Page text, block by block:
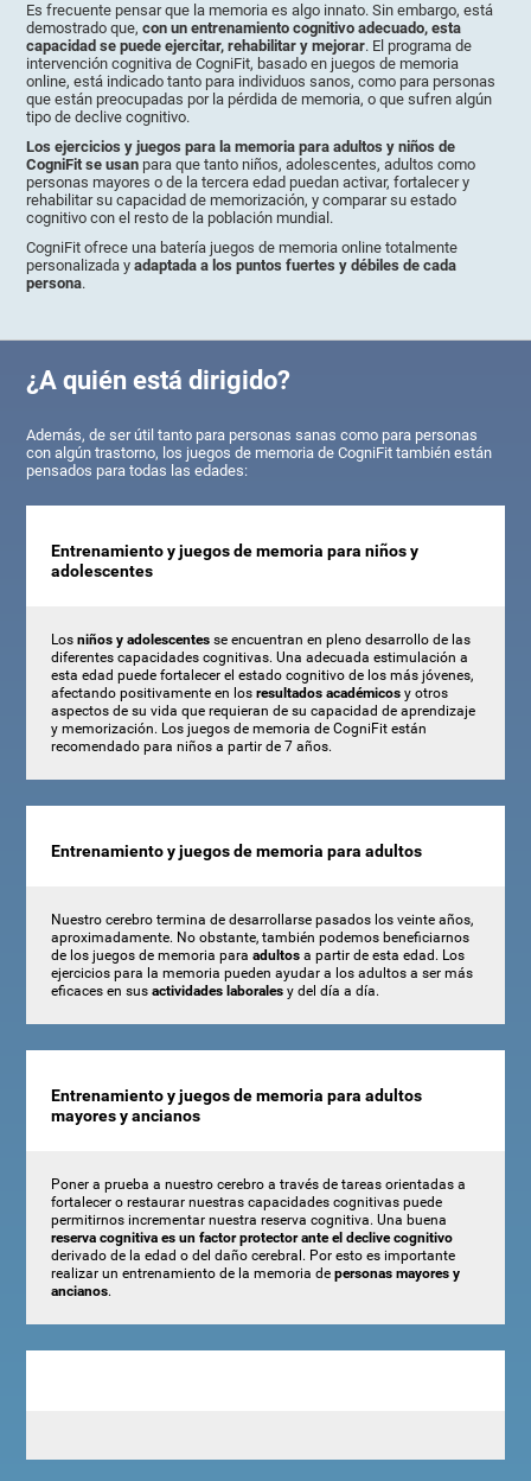
Es frecuente pensar que la memoria es algo innato. Sin embargo, está
demostrado que,con un entrenamiento cognitivo adecuado, esta
capacidad se puede ejercitar, rehabilitar y mejorar. El programa de
intervención cognitiva de CogniFit, basado en juegos de memoria
online, está indicado tanto para individuos sanos, como para personas
que están preocupadas por la pérdida de memoria, o que sufren algún
tipo de declive cognitivo.
Los ejercicios y juegos para la memoria para adultos y niños de
CogniFit se usan para que tanto niños, adolescentes, adultos como
personas mayores o de la tercera edad puedan activar, fortalecer y
rehabilitar su capacidad de memorización, y comparar su estado
cognitivo con el resto de la población mundial.
CogniFit ofrece una batería juegos de memoria online totalmente
personalizada yadaptada a los puntos fuertes y débiles de cada
persona.
¿A quién está dirigido?
Además, de ser útil tanto para personas sanas como para personas
con algún trastorno, los juegos de memoria de CogniFit también están
pensados para todas las edades:
Entrenamiento y juegos de memoria para niños y
adolescentes
Los niños y adolescentesse encuentran en pleno desarrollo de las
diferentes capacidades cognitivas. Una adecuada estimulación a
esta edad puede fortalecer el estado cognitivo de los más jóvenes,
afectando positivamente en los resultados académicosy otros
aspectos de su vida que requieran de su capacidad de aprendizaje
y memorización. Los juegos de memoria de CogniFit están
recomendado para niños a partir de 7 años.
Entrenamiento y juegos de memoria para adultos
Nuestro cerebro termina de desarrollarse pasados los veinte años,
aproximadamente. No obstante, también podemos beneficiarnos
de los juegos de memoria para adultosa partir de esta edad. Los
ejercicios para la memoria pueden ayudar a los adultos a ser más
eficaces en sus actividades laboralesy del día a día.
Entrenamiento y juegos de memoria para adultos
mayores y ancianos
Poner a prueba a nuestro cerebro a través de tareas orientadas a
fortalecer o restaurar nuestras capacidades cognitivas puede
permitirnos incrementar nuestra reserva cognitiva. Una buena
reserva cognitiva es un factor protector ante el declive cognitivo
derivado de la edad o del daño cerebral. Por esto es importante
realizar un entrenamiento de la memoria de personas mayores y
ancianos.